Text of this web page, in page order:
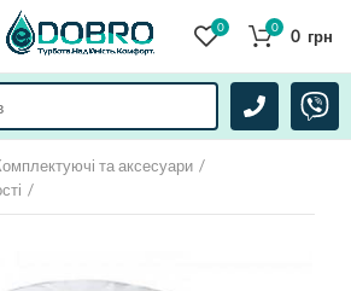
0 0 0 грн
та аксесуари